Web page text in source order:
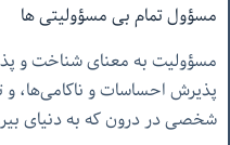
مسؤول تمام بی مسؤولیتی ها
مسؤولیت به معنای شناخت و
پذیرش احساسات و ناکامی‌ها،
شخصی در درون که به دنیای